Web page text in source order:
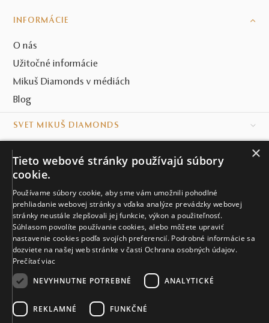
pohodlia je dotvorená aj precíznym výberom
bielym zlatom. Ak teda hľadáte v šperku hlbšie vizuálne
opojenie, motív večnosti v prsteni Always vás nikdy
nesklame. Rovnako ako nadštandardné benefity, akými sú
zakúpenia šperku v sieti našich
Ako požiadať o ruku?
Príťažlivý symbol „ležatej osmičky“ v prsteni Always
reprezentuje pevný vzťah, ktorý nikdy neskončí. Aj preto je
tento skvost žiadaný aj ako nadčasovýzásnubný prsteň.
Ďalšie inšpirácie na dokonalé zásnubné skvosty nájdete aj
v našomtop výbere zásnubných prsteňov
kroku vám radi prakticky poradíme,
ako zmerať veľkosť
vyvolenú požiadať o ruku práve na Slovensku, ponorte sa
INFORMÁCIE
O nás
Užitočné informácie
Mikuš Diamonds v médiách
Blog
SVET MIKUŠ DIAMONDS
KONTAKT
Naše klenotníctva
Sídlo spoločnosti
© MIKUŠ DIAMONDS, A.S. 2026. VŠETKY PRÁVA VYHRADENÉ.
×
Tieto webové stránky používajú súbory
cookie.
Používame súbory cookie, aby sme vám umožnili pohodlné
prehliadanie webovej stránky a vďaka analýze prevádzky webovej
stránky neustále zlepšovali jej funkcie, výkon a použiteľnosť.
Súhlasom povolíte používanie cookies, alebo môžete upraviť
nastavenie cookies podľa svojích preferencií. Podrobné informácie sa
dozviete na našej web stránke v časti Ochrana osobných údajov.
Prečítať viac
NEVYHNUTNE POTREBNÉ
ANALYTICKÉ
REKLAMNÉ FUNKČNÉ